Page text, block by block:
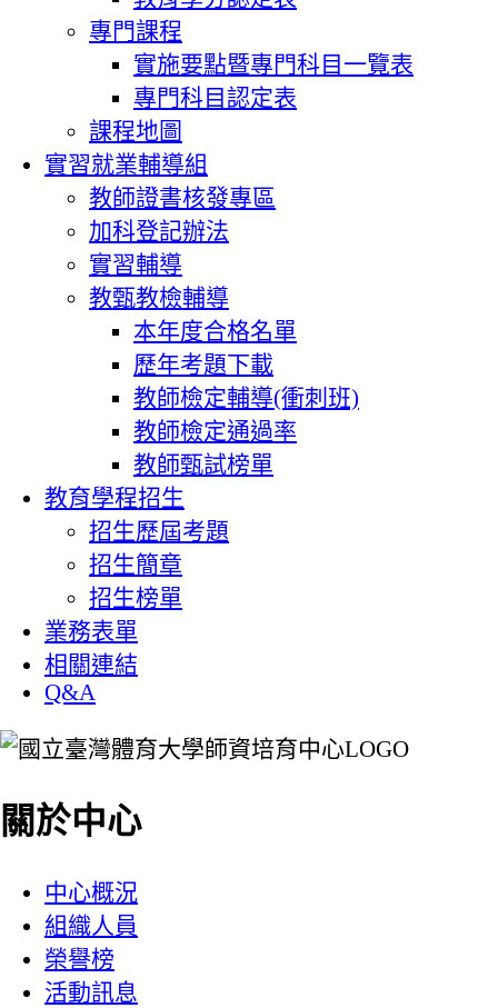
專門課程
實施要點暨專門科目一覽表
專門科目認定表
課程地圖
實習就業輔導組
教師證書核發專區
加科登記辦法
實習輔導
教甄教檢輔導
本年度合格名單
歷年考題下載
教師檢定輔導(衝刺班)
教師檢定通過率
教師甄試榜單
教育學程招生
招生歷屆考題
招生簡章
招生榜單
業務表單
相關連結
Q&A
:::
關於中心
中心概況
組織人員
榮譽榜
活動訊息